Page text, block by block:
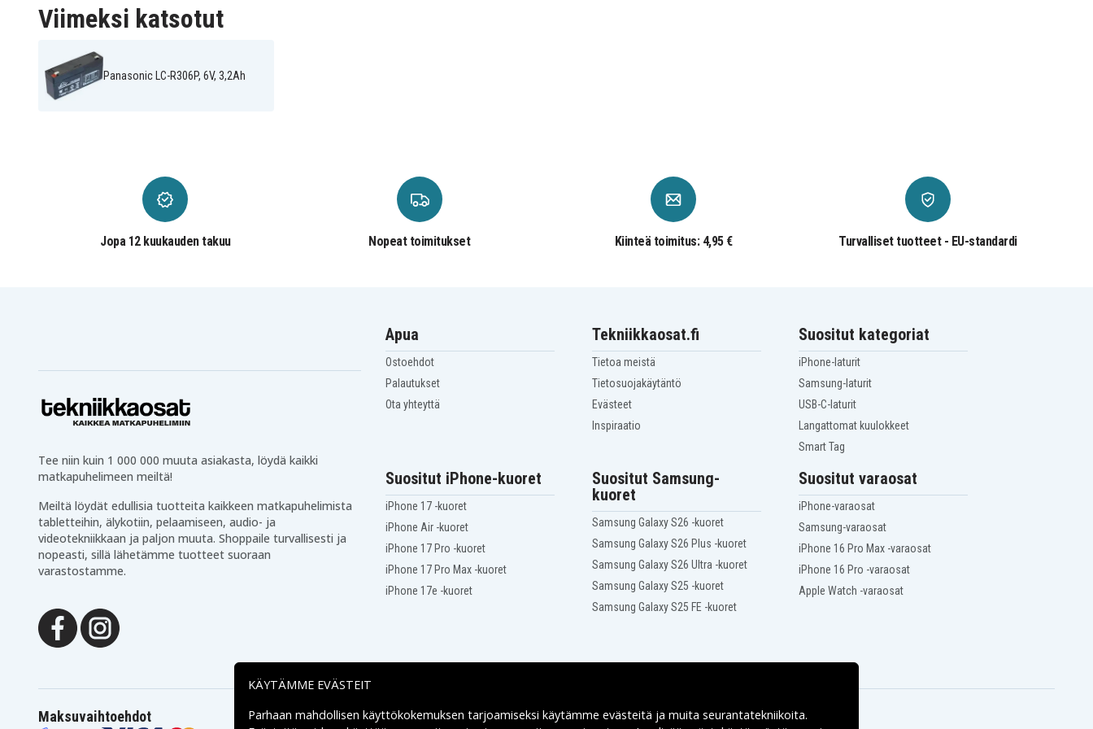
Viimeksi katsotut
Panasonic LC-R306P, 6V, 3,2Ah
Jopa 12 kuukauden takuu Nopeat toimitukset Kiinteä toimitus: 4,95 € Turvalliset tuotteet - EU-standardi
Tee niin kuin 1 000 000 muuta asiakasta, löydä kaikki
matkapuhelimeen meiltä!
Meiltä löydät edullisia tuotteita kaikkeen matkapuhelimista
tabletteihin, älykotiin, pelaamiseen, audio- ja
videotekniikkaan ja paljon muuta. Shoppaile turvallisesti ja
nopeasti, sillä lähetämme tuotteet suoraan
varastostamme.
Apua
Ostoehdot
Palautukset
Ota yhteyttä
Tekniikkaosat.fi
Tietoa meistä
Tietosuojakäytäntö
Evästeet
Inspiraatio
Suositut kategoriat
iPhone-laturit
Samsung-laturit
USB-C-laturit
Langattomat kuulokkeet
Smart Tag
Suositut iPhone-kuoret
iPhone 17 -kuoret
iPhone Air -kuoret
iPhone 17 Pro -kuoret
iPhone 17 Pro Max -kuoret
iPhone 17e -kuoret
Suositut Samsung-
kuoret
Samsung Galaxy S26 -kuoret
Samsung Galaxy S26 Plus -kuoret
Samsung Galaxy S26 Ultra -kuoret
Samsung Galaxy S25 -kuoret
Samsung Galaxy S25 FE -kuoret
Suositut varaosat
iPhone-varaosat
Samsung-varaosat
iPhone 16 Pro Max -varaosat
iPhone 16 Pro -varaosat
Apple Watch -varaosat
Maksuvaihtoehdot Toimitusvaihtoehdot
KÄYTÄMME EVÄSTEIT
Parhaan mahdollisen käyttökokemuksen tarjoamiseksi käytämme evästeitä ja muita seurantatekniikoita.